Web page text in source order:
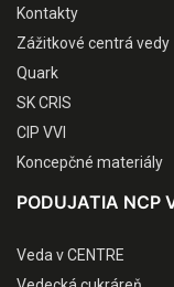
Kontakty
Zážitkové centrá vedy
Quark
SK CRIS
CIP VVI
Koncepčné materiály
PODUJATIA NCP
Veda v CENTRE